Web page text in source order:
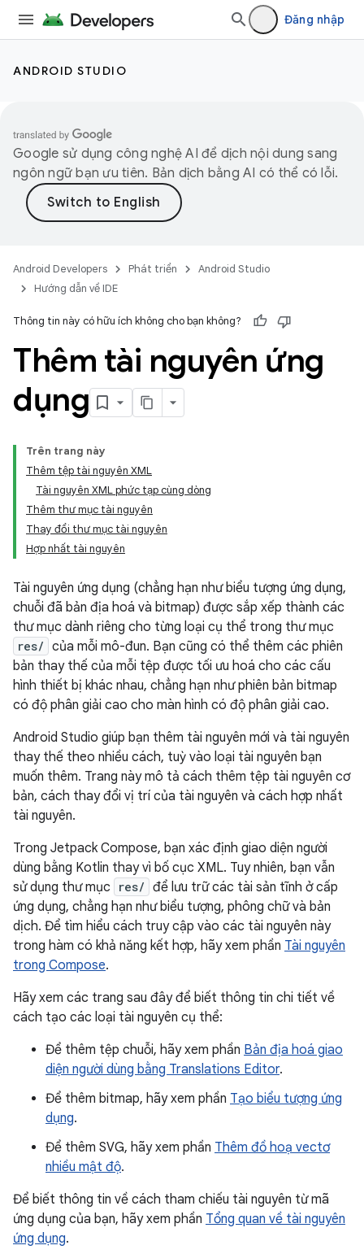
Đăng nhập
ANDROID STUDIO
Google sử dụng công nghệ AI để dịch nội dung sang
ngôn ngữ bạn ưu tiên. Bản dịch bằng AI có thể có lỗi.
Android Developers Phát triển
Android Studio
Hướng dẫn về IDE
Thông tin này có hữu ích không cho bạn không?
Thêm tài nguyên ứng
dụng
Trên trang này
Thêm tệp tài nguyên XML
Tài nguyên XML phức tạp cùng dòng
Thêm thư mục tài nguyên
Thay đổi thư mục tài nguyên
Hợp nhất tài nguyên
Tài nguyên ứng dụng (chẳng hạn như biểu tượng ứng dụng,
chuỗi đã bản địa hoá và bitmap) được sắp xếp thành các
thư mục dành riêng cho từng loại cụ thể trong thư mục
res/ của mỗi mô-đun. Bạn cũng có thể thêm các phiên
bản thay thế của mỗi tệp được tối ưu hoá cho các cấu
hình thiết bị khác nhau, chẳng hạn như phiên bản bitmap
có độ phân giải cao cho màn hình có độ phân giải cao.
Android Studio giúp bạn thêm tài nguyên mới và tài nguyên
thay thế theo nhiều cách, tuỳ vào loại tài nguyên bạn
muốn thêm. Trang này mô tả cách thêm tệp tài nguyên cơ
bản, cách thay đổi vị trí của tài nguyên và cách hợp nhất
tài nguyên.
Trong Jetpack Compose, bạn xác định giao diện người
dùng bằng Kotlin thay vì bố cục XML. Tuy nhiên, bạn vẫn
sử dụng thư mục
res/ để lưu trữ các tài sản tĩnh ở cấp
ứng dụng, chẳng hạn như biểu tượng, phông chữ và bản
dịch. Để tìm hiểu cách truy cập vào các tài nguyên này
trong hàm có khả năng kết hợp, hãy xem phần Tài nguyên
trong Compose.
Hãy xem các trang sau đây để biết thông tin chi tiết về
cách tạo các loại tài nguyên cụ thể:
Để thêm tệp chuỗi, hãy xem phần Bản địa hoá giao
diện người dùng bằng Translations Editor.
Để thêm bitmap, hãy xem phần Tạo biểu tượng ứng
dụng.
Để thêm SVG, hãy xem phần Thêm đồ hoạ vectơ
nhiều mật độ.
Để biết thông tin về cách tham chiếu tài nguyên từ mã
ứng dụng của bạn, hãy xem phần Tổng quan về tài nguyên
ứng dụng.